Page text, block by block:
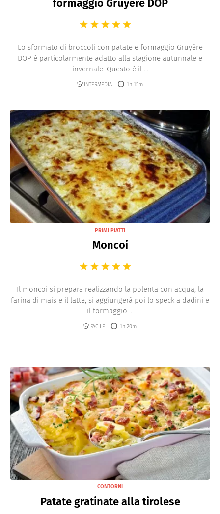
formaggio Gruyère DOP
Lo sformato di broccoli con patate e formaggio Gruyère
DOP è particolarmente adatto alla stagione autunnale e
invernale. Questo è il ...
INTERMEDIA 1h 15m
PRIMI PIATTI
Moncoi
Il moncoi si prepara realizzando la polenta con acqua, la
farina di mais e il latte, si aggiungerà poi lo speck a dadini e
il formaggio ...
FACILE 1h 20m
CONTORNI
Patate gratinate alla tirolese